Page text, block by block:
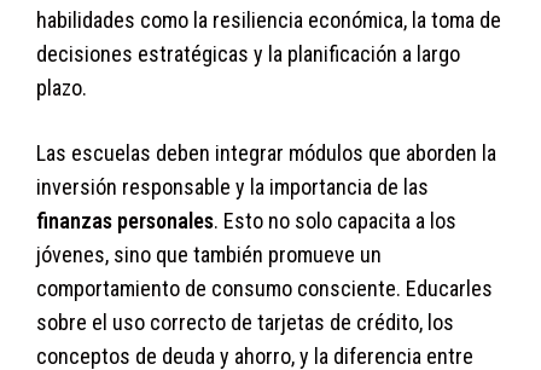
habilidades como la resiliencia económica, la toma de
decisiones estratégicas y la planificación a largo
plazo.
Las escuelas deben integrar módulos que aborden la
inversión responsable y la importancia de las
finanzas personales. Esto no solo capacita a los
jóvenes, sino que también promueve un
comportamiento de consumo consciente. Educarles
sobre el uso correcto de tarjetas de crédito, los
conceptos de deuda y ahorro, y la diferencia entre